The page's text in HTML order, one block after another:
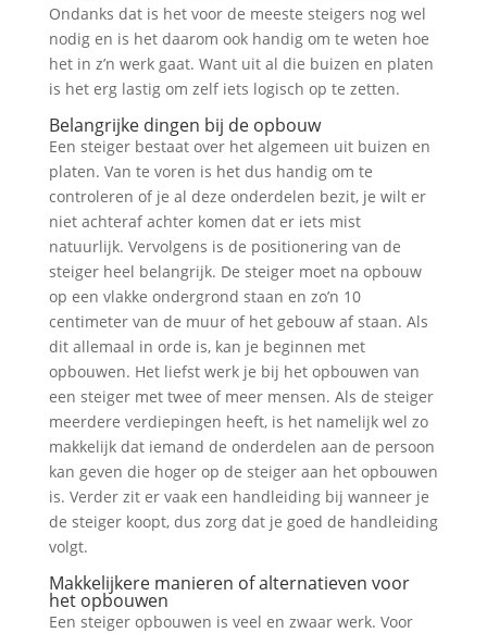
Ondanks dat is het voor de meeste steigers nog wel
nodig en is het daarom ook handig om te weten hoe
het in z’n werk gaat. Want uit al die buizen en platen
is het erg lastig om zelf iets logisch op te zetten.
Belangrijke dingen bij de opbouw
Een steiger bestaat over het algemeen uit buizen en
platen. Van te voren is het dus handig om te
controleren of je al deze onderdelen bezit, je wilt er
niet achteraf achter komen dat er iets mist
natuurlijk. Vervolgens is de positionering van de
steiger heel belangrijk. De steiger moet na opbouw
op een vlakke ondergrond staan en zo’n 10
centimeter van de muur of het gebouw af staan. Als
dit allemaal in orde is, kan je beginnen met
opbouwen. Het liefst werk je bij het opbouwen van
een steiger met twee of meer mensen. Als de steiger
meerdere verdiepingen heeft, is het namelijk wel zo
makkelijk dat iemand de onderdelen aan de persoon
kan geven die hoger op de steiger aan het opbouwen
is. Verder zit er vaak een handleiding bij wanneer je
de steiger koopt, dus zorg dat je goed de handleiding
volgt.
Makkelijkere manieren of alternatieven voor
het opbouwen
Een steiger opbouwen is veel en zwaar werk. Voor